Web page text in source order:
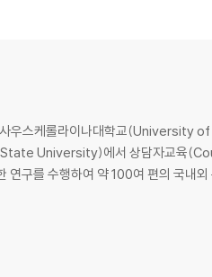
우스케롤라이나대학교
University)에서 상담자교육
구를 수행하여 약 100여 편의 국내외